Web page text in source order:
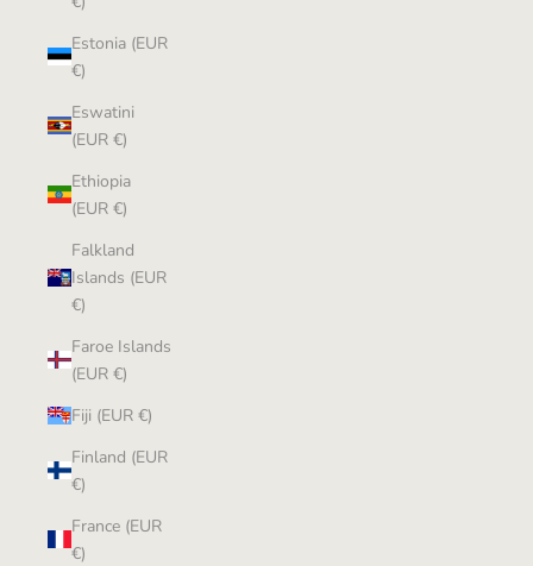
Estonia (EUR
€)
Eswatini
(EUR €)
Ethiopia
(EUR €)
Falkland
Islands (EUR
€)
Faroe Islands
(EUR €)
Fiji (EUR €)
Finland (EUR
€)
France (EUR
€)